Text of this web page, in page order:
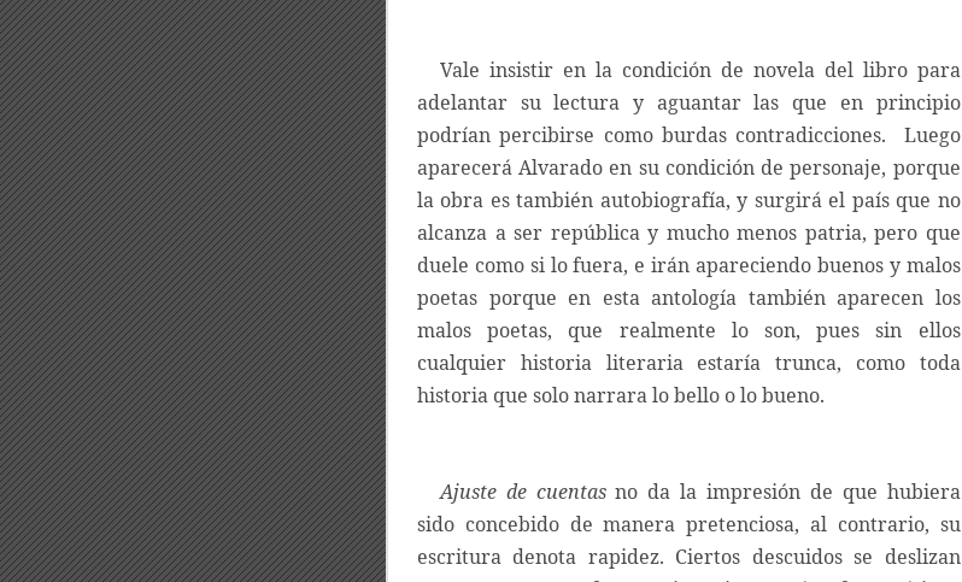
Vale insistir en la condición de novela del libro para
adelantar su lectura y aguantar las que en principio
podrían percibirse como burdas contradicciones. Luego
aparecerá Alvarado en su condición de personaje, porque
la obra es también autobiografía, y surgirá el país que no
alcanza a ser república y mucho menos patria, pero que
duele como si lo fuera, e irán apareciendo buenos y malos
poetas porque en esta antología también aparecen los
malos poetas, que realmente lo son, pues sin ellos
cualquier historia literaria estaría trunca, como toda
historia que solo narrara lo bello o lo bueno.
Ajuste de cuentasno da la impresión de que hubiera
sido concebido de manera pretenciosa, al contrario, su
escritura denota rapidez. Ciertos descuidos se deslizan